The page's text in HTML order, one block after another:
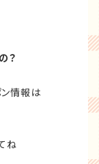
？
情報は
ね